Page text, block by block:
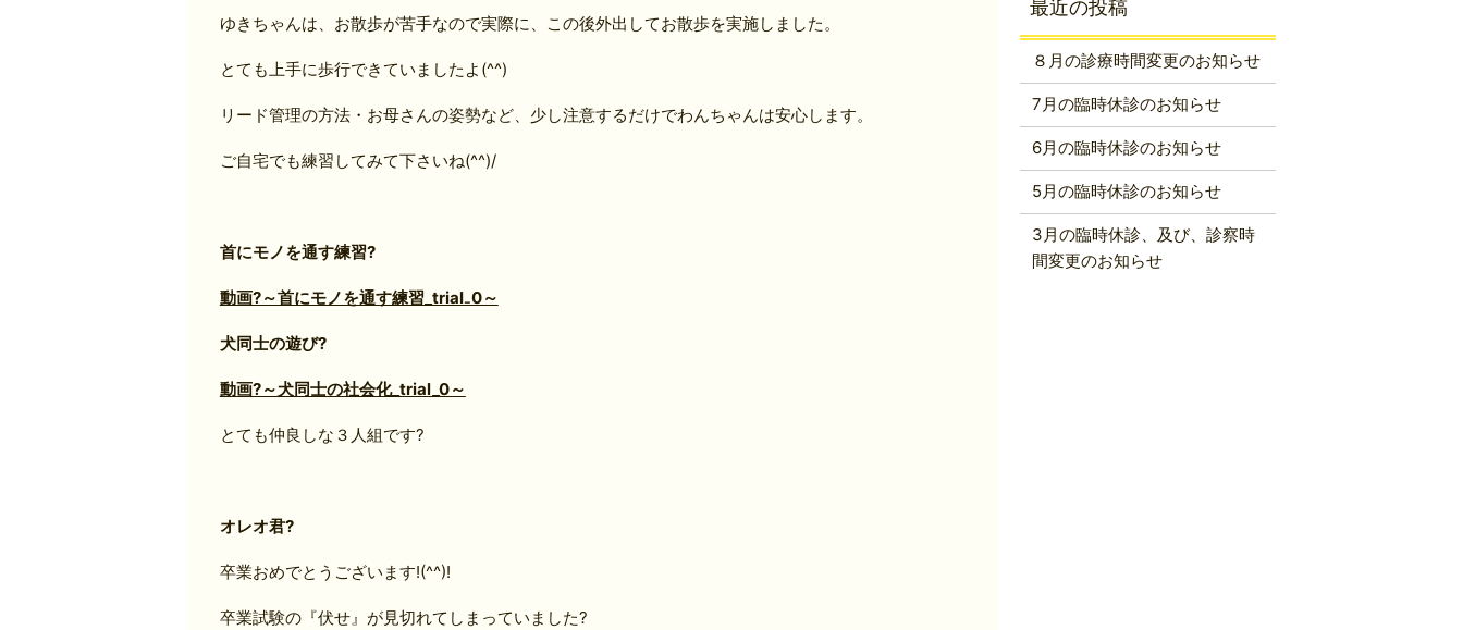
ゆきちゃんは、お散歩が苦手なので実際に、この後外出してお散歩を実施しました。
とても上手に歩行できていましたよ(^^)
リード管理の方法・お母さんの姿勢など、少し注意するだけでわんちゃんは安心します。
ご自宅でも練習してみて下さいね(^^)/
首にモノを通す練習?
動画?～首にモノを通す練習_trial₋0～
犬同士の遊び?
動画?～犬同士の社会化_trial_0～
とても仲良しな３人組です?
オレオ君?
卒業おめでとうございます!(^^)!
卒業試験の『伏せ』が見切れてしまっていました?
８月の診療時間変更のお知らせ
7月の臨時休診のお知らせ
6月の臨時休診のお知らせ
5月の臨時休診のお知らせ
3月の臨時休診、及び、診察時
間変更のお知らせ